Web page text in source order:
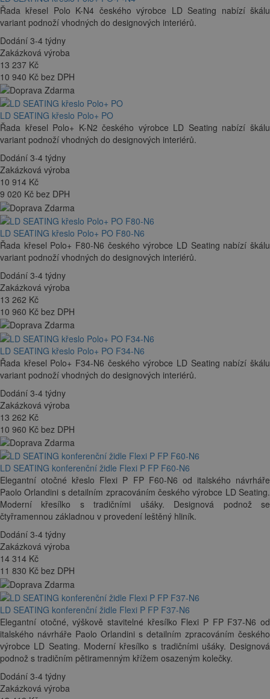
Řada křesel Polo K-N4 českého výrobce LD Seating nabízí škálu
variant podnoží vhodných do designových interiérů.
Dodání 3-4 týdny
Zakázková výroba
13 237 Kč
10 940 Kč bez DPH
LD SEATING křeslo Polo+ PO
Řada křesel Polo+ K-N2 českého výrobce LD Seating nabízí škálu
variant podnoží vhodných do designových interiérů.
Dodání 3-4 týdny
Zakázková výroba
10 914 Kč
9 020 Kč bez DPH
LD SEATING křeslo Polo+ PO F80-N6
Řada křesel Polo+ F80-N6 českého výrobce LD Seating nabízí škálu
variant podnoží vhodných do designových interiérů.
Dodání 3-4 týdny
Zakázková výroba
13 262 Kč
10 960 Kč bez DPH
LD SEATING křeslo Polo+ PO F34-N6
Řada křesel Polo+ F34-N6 českého výrobce LD Seating nabízí škálu
variant podnoží vhodných do designových interiérů.
Dodání 3-4 týdny
Zakázková výroba
13 262 Kč
10 960 Kč bez DPH
LD SEATING konferenční židle Flexi P FP F60-N6
Elegantní otočné křeslo Flexi P FP F60-N6 od italského návrháře
Paolo Orlandini s detailním zpracováním českého výrobce LD Seating.
Moderní křesílko s tradičními ušáky. Designová podnož se
čtyřramennou základnou v provedení leštěný hliník.
Dodání 3-4 týdny
Zakázková výroba
14 314 Kč
11 830 Kč bez DPH
LD SEATING konferenční židle Flexi P FP F37-N6
Elegantní otočné, výškově stavitelné křesílko Flexi P FP F37-N6 od
italského návrháře Paolo Orlandini s detailním zpracováním českého
výrobce LD Seating. Moderní křesílko s tradičními ušáky. Designová
podnož s tradičním pětiramenným křížem osazeným kolečky.
Dodání 3-4 týdny
Zakázková výroba